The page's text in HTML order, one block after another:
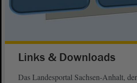
Links & Downloads
Das Landesportal Sachsen-Anhalt,